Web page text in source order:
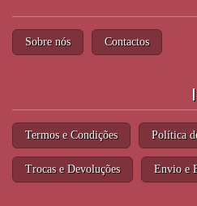
Sobre nós Contactos
Termos e Condições Política
Trocas e Devoluções Envio e